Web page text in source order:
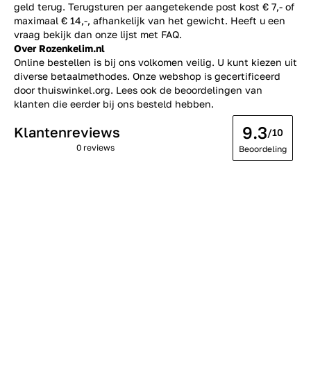
geld terug. Terugsturen per aangetekende post kost € 7,- of
maximaal € 14,-, afhankelijk van het gewicht. Heeft u een
vraag bekijk dan onze lijst met FAQ.
Over Rozenkelim.nl
Online bestellen is bij ons volkomen veilig. U kunt kiezen uit
diverse betaalmethodes. Onze webshop is gecertificeerd
door thuiswinkel.org. Lees ook de beoordelingen van
klanten die eerder bij ons besteld hebben.
Klantenreviews
0 reviews
9.3/10
Beoordeling